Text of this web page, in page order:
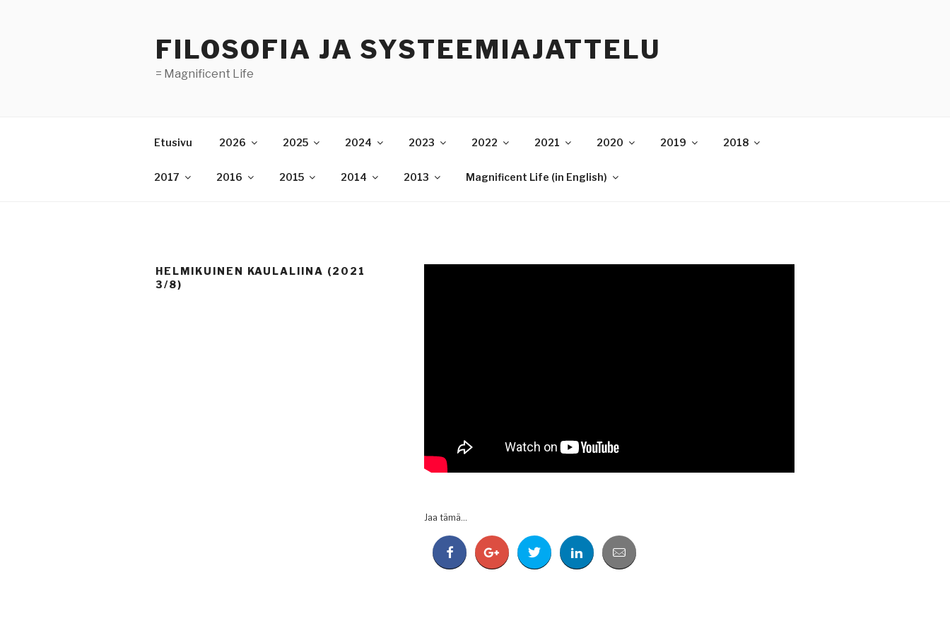
FILOSOFIA JA SYSTEEMIAJATTELU
= Magnificent Life
Etusivu 2026 2025 2024 2023 2022 2021 2020 2019 2018
2017 2016 2015 2014 2013 Magnificent Life (in English)
HELMIKUINEN KAULALIINA (2021
3/8)
Jaa tämä...